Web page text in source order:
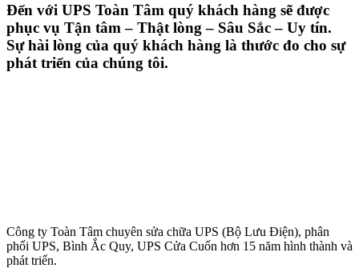
Đến với UPS Toàn Tâm quý khách hàng sẽ được
phục vụ Tận tâm – Thật lòng – Sâu Sắc – Uy tín.
Sự hài lòng của quý khách hàng là thước đo cho sự
phát triển của chúng tôi.
Công ty Toàn Tâm chuyên sửa chữa UPS (Bộ Lưu Điện), phân
phối UPS, Bình Ắc Quy, UPS Cửa Cuốn hơn 15 năm hình thành và
phát triển.